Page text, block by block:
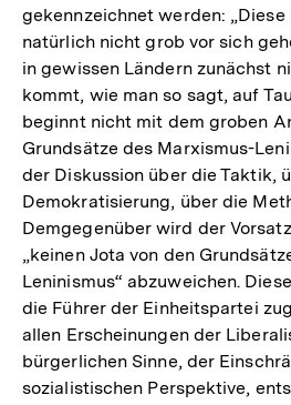
gekennzeichnet werden:
natürlich nicht grob vor sich
in gewissen Ländern zunächst
kommt, wie man so sagt, auf
beginnt nicht mit dem groben
Grundsätze des Marxismus-
der Diskussion über die Taktik,
Demokratisierung, über die
Demgegenüber wird der
„keinen Jota von den
Leninismus“ abzuweichen.
die Führer der Einheitspartei
allen Erscheinungen der
bürgerlichen Sinne, der
sozialistischen Perspektive,